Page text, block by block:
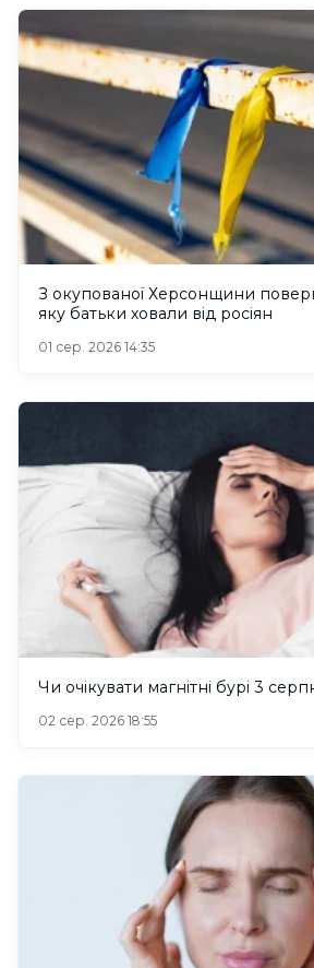
З окупованої Херсонщини
яку батьки ховали від росіян
01 сер. 2026 14:35
Чи очікувати магнітні бурі 3
02 сер. 2026 18:55